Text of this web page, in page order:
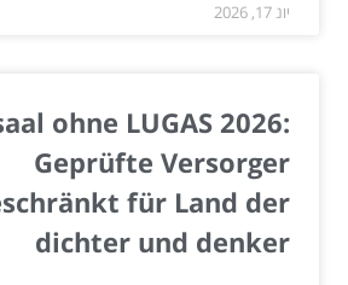
יונ 17, 2026
ohne LUGAS 2026:
Geprüfte Versorger
für Land der
dichter und denker